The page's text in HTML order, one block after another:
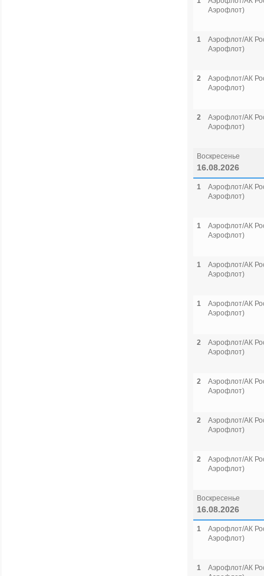
Аэрофлот)
1
Аэрофлот/АК
Аэрофлот)
2
Аэрофлот/АК
Аэрофлот)
2
Аэрофлот/АК
Аэрофлот)
Воскресенье
16.08.2026
1
Аэрофлот/АК
Аэрофлот)
1
Аэрофлот/АК
Аэрофлот)
1
Аэрофлот/АК
Аэрофлот)
1
Аэрофлот/АК
Аэрофлот)
2
Аэрофлот/АК
Аэрофлот)
2
Аэрофлот/АК
Аэрофлот)
2
Аэрофлот/АК
Аэрофлот)
2
Аэрофлот/АК
Аэрофлот)
Воскресенье
16.08.2026
1
Аэрофлот/АК
Аэрофлот)
1
Аэрофлот/АК